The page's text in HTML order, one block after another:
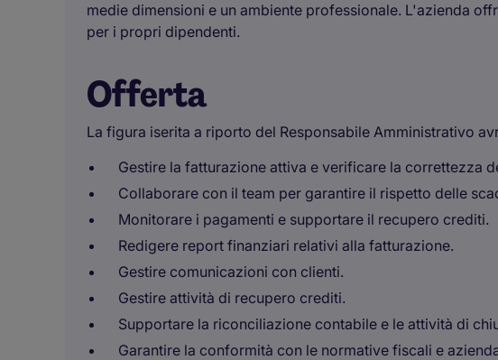
medie dimensioni e un ambiente professionale. L'azienda
per i propri dipendenti.
Offerta
La figura iserita a riporto del Responsabile Amministrativo
Gestire la fatturazione attiva e verificare la correttezza
Collaborare con il team per garantire il rispetto delle
Monitorare i pagamenti e supportare il recupero crediti.
Redigere report finanziari relativi alla fatturazione.
Gestire comunicazioni con clienti.
Gestire attività di recupero crediti.
Supportare la riconciliazione contabile e le attività di
Garantire la conformità con le normative fiscali e